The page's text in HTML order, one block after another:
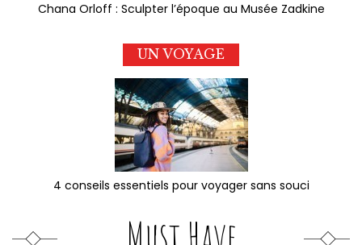
Chana Orloff : Sculpter l’époque au Musée Zadkine
UN VOYAGE
4 conseils essentiels pour voyager sans souci